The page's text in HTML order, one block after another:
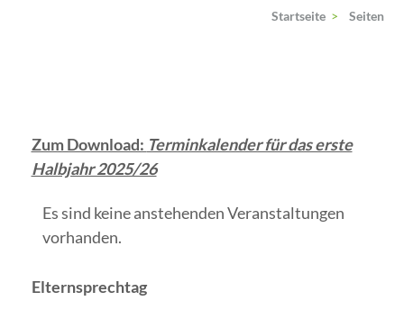
Startseite > Seiten
Zum Download: Terminkalender für das erste
Halbjahr 2025/26
Es sind keine anstehenden Veranstaltungen
vorhanden.
Elternsprechtag